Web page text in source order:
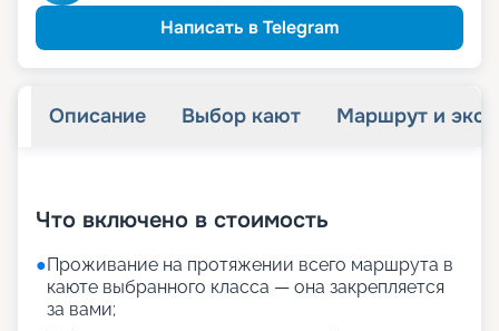
Написать в Telegram
Описание Выбор кают Маршрут и
Что включено в стоимость
●Проживание на протяжении всего маршрута в
каюте выбранного класса — она закрепляется
за вами;